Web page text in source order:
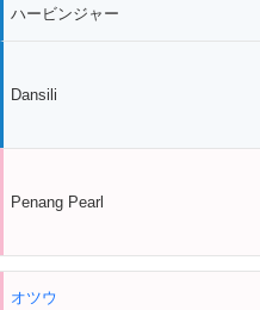
ハービンジャー
Dansili
Penang Pearl
オツウ